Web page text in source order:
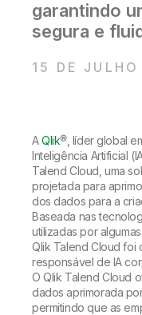
Onboarding
Sala de
Escritórios
Qlik
garantindo
segura e
15 DE
AQlik®, líder global
Inteligência Artificial
Talend Cloud, uma
projetada para
dos dados para a
Baseada nas
utilizadas por
Qlik Talend Cloud foi
responsável de IA
O Qlik Talend Cloud
dados aprimorada
permitindo que as